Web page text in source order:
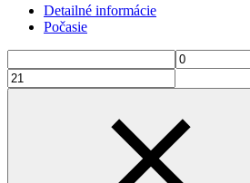
Detailné informácie
Počasie